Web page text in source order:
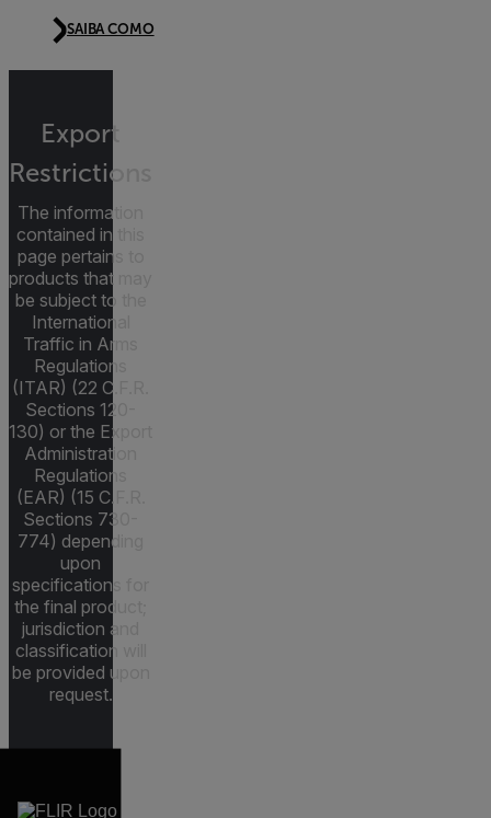
SAIBA COMO
Export
Restrictions
The information
contained in this
page pertains to
products that may
be subject to the
International
Traffic in Arms
Regulations
(ITAR) (22 C.F.R.
Sections 120-
130) or the Export
Administration
Regulations
(EAR) (15 C.F.R.
Sections 730-
774) depending
upon
specifications for
the final product;
jurisdiction and
classification will
be provided upon
request.